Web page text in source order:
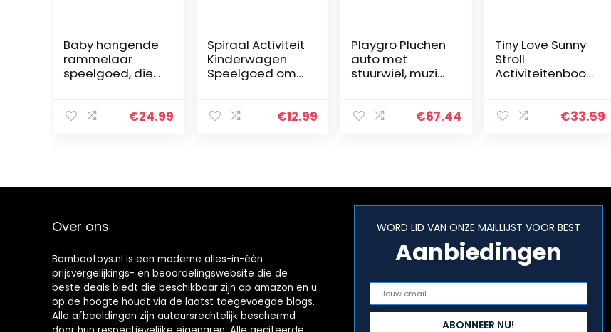
Baby hangende
rammelaar
speelgoed, dier
Babyratels,zach
€24.99
Spiraal Activiteit
Kinderwagen
Speelgoed om
Kinderwagens
voor…
€12.99
Playgro Pluchen
auto met
stuurwiel, muziek
maanden, Music
€67.44
Tiny Love Sunny
Stroll
Activiteitenboog
Verstelbare€33.59
Over ons
Bambootoys.nl is een moderne alles-in-één
prijsvergelijkings- en beoordelingswebsite die de
beste deals biedt die beschikbaar zijn op amazon en u
op de hoogte houdt via de laatst toegevoegde blogs.
Alle afbeeldingen zijn auteursrechtelijk beschermd
WORD LID VAN ONZE MAILLIJST VOOR BEST
Aanbiedingen